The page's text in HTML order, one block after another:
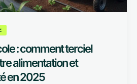
: comment terciel
alimentation et
en 2025